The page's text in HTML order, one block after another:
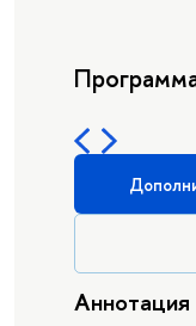
Аннотация